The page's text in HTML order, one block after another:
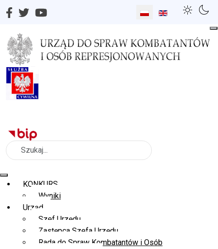
Wybierz swój język
Szukaj
KONKURS
Wyniki
Urząd
Szef Urzędu
Zastępca Szefa Urzędu
Rada do Spraw Kombatantów i Osób